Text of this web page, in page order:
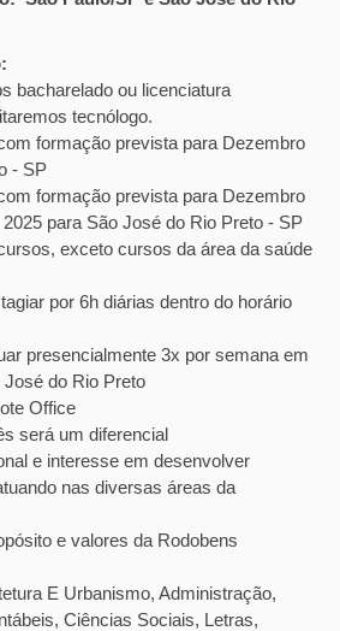
bacharelado ou licenciatura
tecnólogo.
formação prevista para Dezembro
- SP
formação prevista para Dezembro
para São José do Rio Preto - SP
exceto cursos da área da saúde
por 6h diárias dentro do horário
presencialmente 3x por semana em
do Rio Preto
Office
será um diferencial
e interesse em desenvolver
nas diversas áreas da
e valores da Rodobens
E Urbanismo, Administração,
Ciências Sociais, Letras,